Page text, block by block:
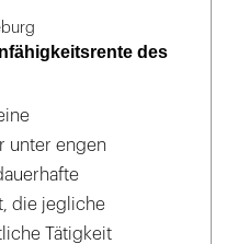
des
unter engen
die jegliche
Tätigkeit